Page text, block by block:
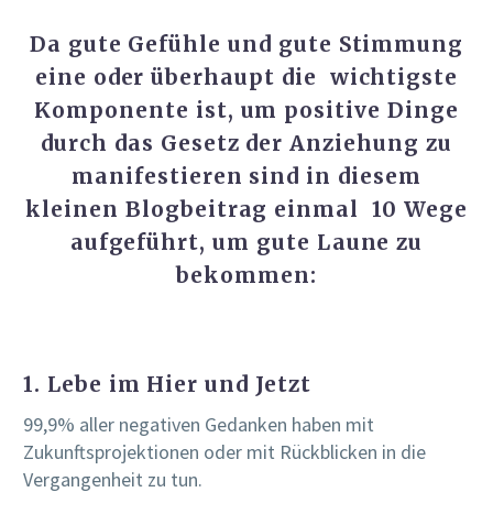
Da gute Gefühle und gute Stimmung
eine oder überhaupt die wichtigste
Komponente ist, um positive Dinge
durch das Gesetz der Anziehung zu
manifestieren sind in diesem
kleinen Blogbeitrag einmal 10 Wege
aufgeführt, um gute Laune zu
bekommen:
1. Lebe im Hier und Jetzt
99,9% aller negativen Gedanken haben mit
Zukunftsprojektionen oder mit Rückblicken in die
Vergangenheit zu tun.